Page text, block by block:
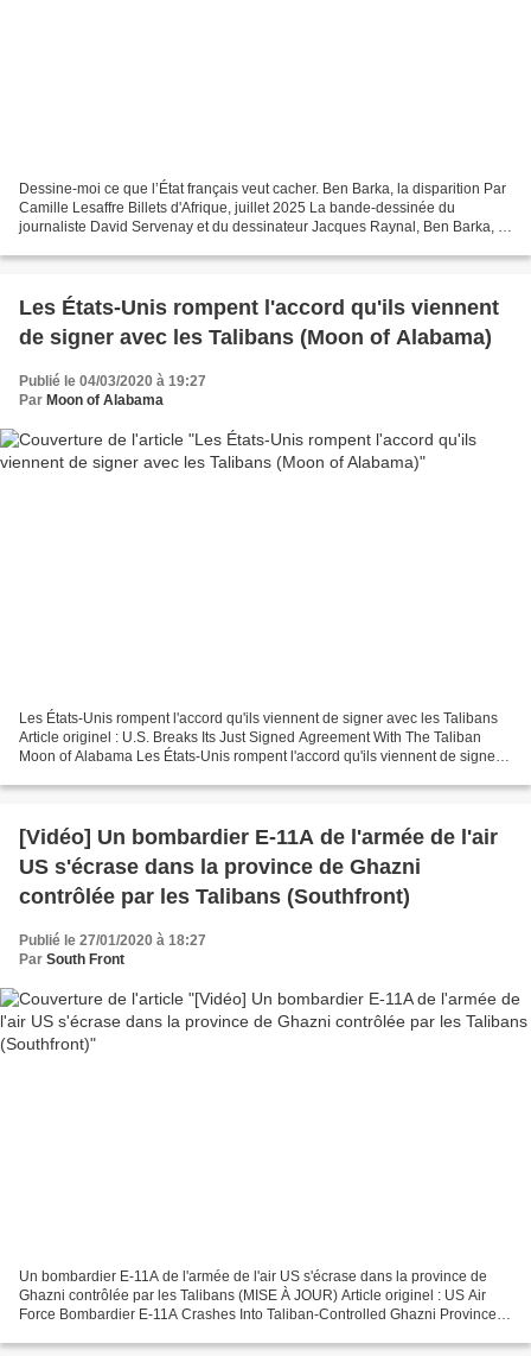
Dessine-moi ce que l’État français veut cacher. Ben Barka, la disparition Par
Camille Lesaffre Billets d'Afrique, juillet 2025 La bande-dessinée du
journaliste David Servenay et du dessinateur Jacques Raynal, Ben Barka, la
Les États-Unis rompent l'accord qu'ils viennent
de signer avec les Talibans (Moon of Alabama)
Publié le 04/03/2020 à 19:27
Par Moon of Alabama
Les États-Unis rompent l'accord qu'ils viennent de signer avec les Talibans
Article originel : U.S. Breaks Its Just Signed Agreement With The Taliban
Moon of Alabama Les États-Unis rompent l'accord qu'ils viennent de signer
[Vidéo] Un bombardier E-11A de l'armée de l'air
US s'écrase dans la province de Ghazni
contrôlée par les Talibans (Southfront)
Publié le 27/01/2020 à 18:27
Par South Front
Un bombardier E-11A de l'armée de l'air US s'écrase dans la province de
Ghazni contrôlée par les Talibans (MISE À JOUR) Article originel : US Air
Force Bombardier E-11A Crashes Into Taliban-Controlled Ghazni Province